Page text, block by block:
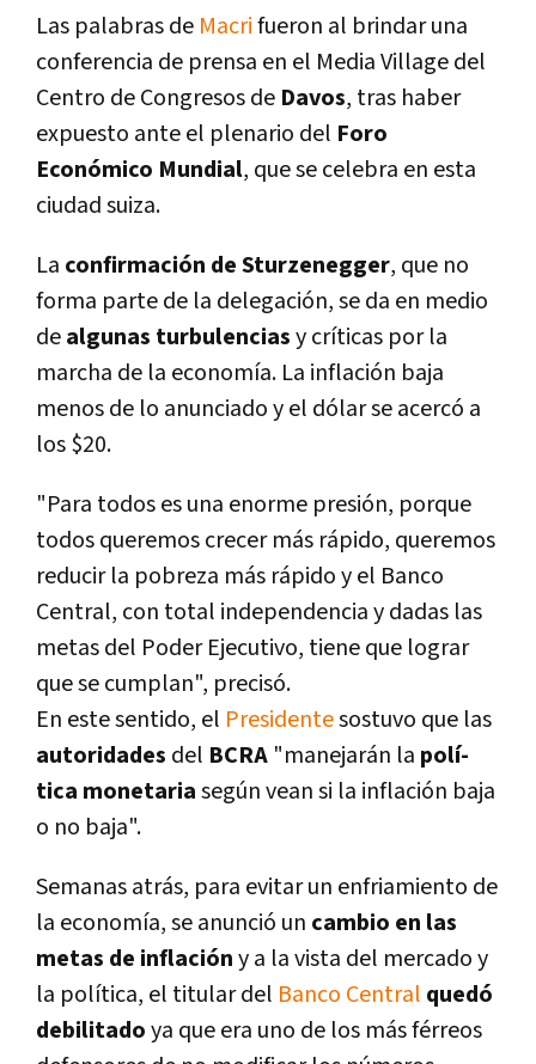
Las palabras de Macrifueron al brindar una
conferencia de prensa en el Media Village del
Centro de Congresos de Davos, tras haber
expuesto ante el plenario del Foro
Económico Mundial, que se celebra en esta
ciudad suiza.
La confirmación de Sturzenegger, que no
forma parte de la delegación, se da en medio
dealgunas turbulenciasy crí­ticas por la
marcha de la economí­a. La inflación baja
menos de lo anunciado y el dólar se acercó a
los $20.
"Para todos es una enorme presión, porque
todos queremos crecer más rápido, queremos
reducir la pobreza más rápido y el Banco
Central, con total independencia y dadas las
metas del Poder Ejecutivo, tiene que lograr
que se cumplan", precisó.
En este sentido, el Presidentesostuvo que las
autoridades del BCRA "manejarán la polí­
tica monetariasegún vean si la inflación baja
o no baja".
Semanas atrás, para evitar un enfriamiento de
la economí­a, se anunció un cambio en las
metas de inflacióny a la vista del mercado y
la polí­tica, el titular del Banco Central quedó
debilitadoya que era uno de los más férreos